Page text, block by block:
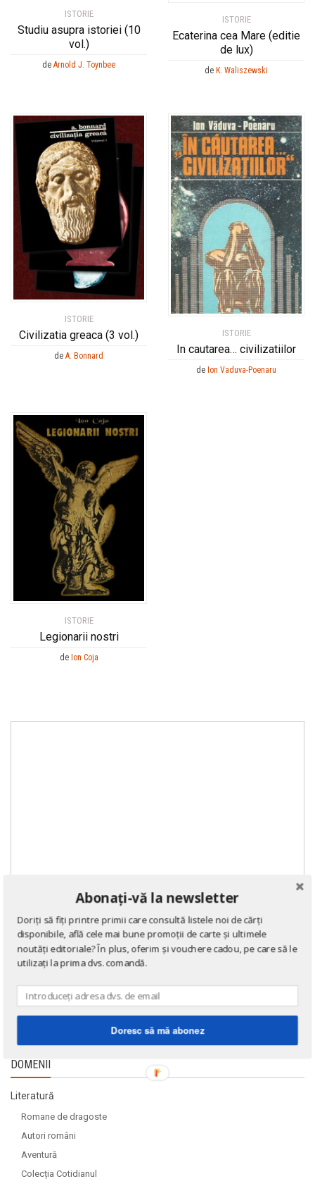
ISTORIE
Studiu asupra istoriei (10
vol.)
de Arnold J. Toynbee
ISTORIE
Ecaterina cea Mare (editie
de lux)
de K. Waliszewski
ISTORIE
Civilizatia greaca (3 vol.)
de A. Bonnard
ISTORIE
In cautarea… civilizatiilor
de Ion Vaduva-Poenaru
ISTORIE
Legionarii nostri
de Ion Coja
DOMENII
Literatură
Romane de dragoste
Autori români
Aventură
Colecția Cotidianul
Abonați-vă la newsletter
Doriți să fiți printre primii care consultă listele noi de cărți
disponibile, află cele mai bune promoții de carte și ultimele
noutăți editoriale? În plus, oferim și vouchere cadou, pe care să le
utilizați la prima dvs. comandă.
Doresc să mă abonez